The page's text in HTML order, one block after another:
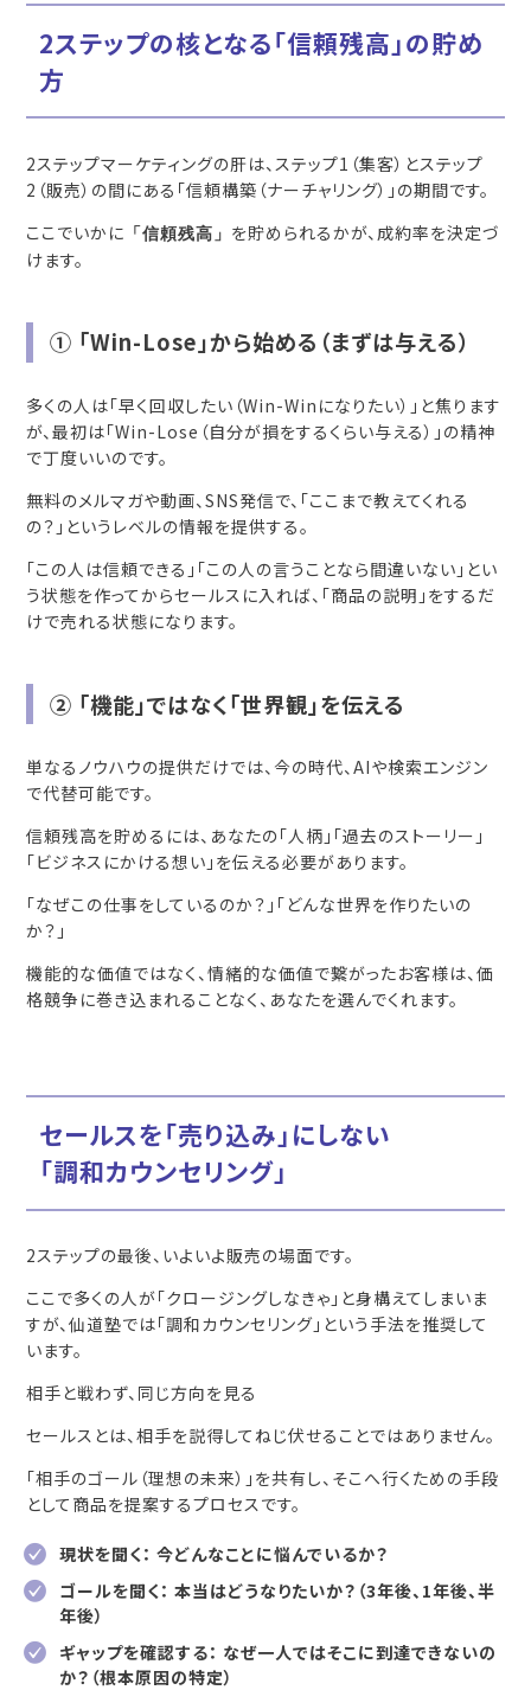
2ステップの核となる「信頼残高」の貯め
方
2ステップマーケティングの肝は、ステップ1（集客）とステップ
2（販売）の間にある「信頼構築（ナーチャリング）」の期間です。
ここでいかに 「信頼残高」 を貯められるかが、成約率を決定づ
けます。
① 「Win-Lose」から始める（まずは与える）
多くの人は「早く回収したい（Win-Winになりたい）」と焦ります
が、最初は「Win-Lose（自分が損をするくらい与える）」の精神
で丁度いいのです。
無料のメルマガや動画、SNS発信で、「ここまで教えてくれる
の？」というレベルの情報を提供する。
「この人は信頼できる」「この人の言うことなら間違いない」とい
う状態を作ってからセールスに入れば、「商品の説明」をするだ
けで売れる状態になります。
② 「機能」ではなく「世界観」を伝える
単なるノウハウの提供だけでは、今の時代、AIや検索エンジン
で代替可能です。
信頼残高を貯めるには、あなたの「人柄」「過去のストーリー」
「ビジネスにかける想い」を伝える必要があります。
「なぜこの仕事をしているのか？」「どんな世界を作りたいの
か？」
機能的な価値ではなく、情緒的な価値で繋がったお客様は、価
格競争に巻き込まれることなく、あなたを選んでくれます。
セールスを「売り込み」にしない
「調和カウンセリング」
2ステップの最後、いよいよ販売の場面です。
ここで多くの人が「クロージングしなきゃ」と身構えてしまいま
すが、仙道塾では「調和カウンセリング」という手法を推奨して
います。
相手と戦わず、同じ方向を見る
セールスとは、相手を説得してねじ伏せることではありません。
「相手のゴール（理想の未来）」を共有し、そこへ行くための手段
として商品を提案するプロセスです。
現状を聞く： 今どんなことに悩んでいるか？
ゴールを聞く： 本当はどうなりたいか？（3年後、1年後、半
年後）
ギャップを確認する： なぜ一人ではそこに到達できないの
か？（根本原因の特定）